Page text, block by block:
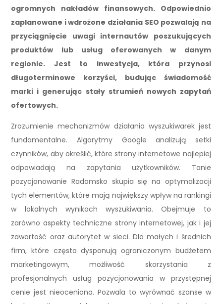
ogromnych nakładów finansowych. Odpowiednio
zaplanowane i wdrożone działania SEO pozwalają na
przyciągnięcie uwagi internautów poszukujących
produktów lub usług oferowanych w danym
regionie. Jest to inwestycja, która przynosi
długoterminowe korzyści, budując świadomość
marki i generując stały strumień nowych zapytań
ofertowych.
Zrozumienie mechanizmów działania wyszukiwarek jest
fundamentalne. Algorytmy Google analizują setki
czynników, aby określić, które strony internetowe najlepiej
odpowiadają na zapytania użytkowników. Tanie
pozycjonowanie Radomsko skupia się na optymalizacji
tych elementów, które mają największy wpływ na rankingi
w lokalnych wynikach wyszukiwania. Obejmuje to
zarówno aspekty techniczne strony internetowej, jak i jej
zawartość oraz autorytet w sieci. Dla małych i średnich
firm, które często dysponują ograniczonym budżetem
marketingowym, możliwość skorzystania z
profesjonalnych usług pozycjonowania w przystępnej
cenie jest nieoceniona. Pozwala to wyrównać szanse w